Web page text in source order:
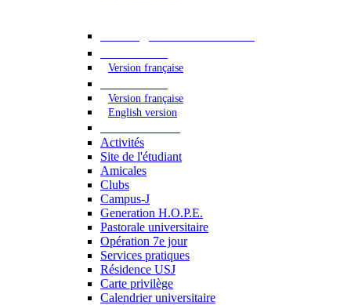
Version française
Version française
English version
Activités
Site de l'étudiant
Amicales
Clubs
Campus-J
Generation H.O.P.E.
Pastorale universitaire
Opération 7e jour
Services pratiques
Résidence USJ
Carte privilège
Calendrier universitaire